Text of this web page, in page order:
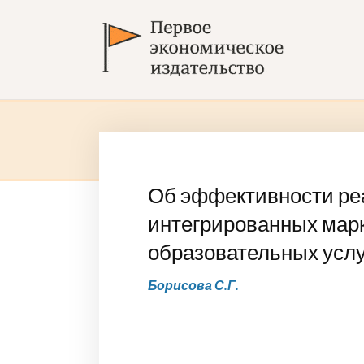
Об эффективности
интегрированных
образовательных
Борисова С.Г.